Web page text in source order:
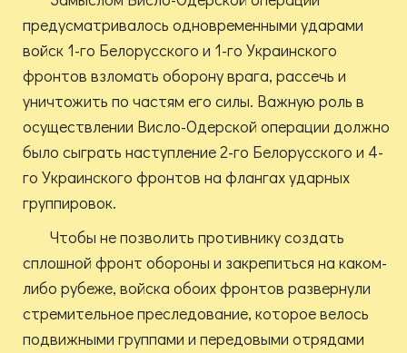
предусматривалось одновременными ударами
войск 1-го Белорусского и 1-го Украинского
фронтов взломать оборону врага, рассечь и
уничтожить по частям его силы. Важную роль в
осуществлении Висло-Одерской операции должно
было сыграть наступление 2-го Белорусского и 4-
го Украинского фронтов на флангах ударных
группировок.
Чтобы не позволить противнику создать
сплошной фронт обороны и закрепиться на каком-
либо рубеже, войска обоих фронтов развернули
стремительное преследование, которое велось
подвижными группами и передовыми отрядами